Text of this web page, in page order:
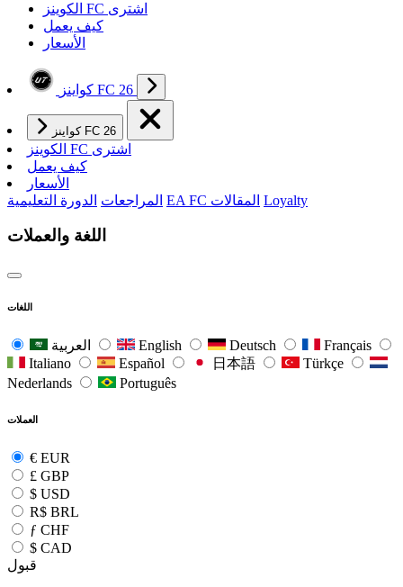
الکوینز FC اشتری
كيف يعمل
الأسعار
كواينز FC 26
كواينز FC 26
الکوینز FC اشتری
كيف يعمل
الأسعار
المراجعات الدورة التعليمية EA FC المقالات Loyalty
اللغة والعملات
اللغات
English Deutsch
Français
Italiano
Español 日本語
Türkçe
Nederlands
Português
العملات
€ EUR
£ GBP
$ USD
R$ BRL
ƒ CHF
$ CAD
قبول